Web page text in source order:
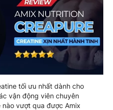
tối ưu nhất dành cho
vận động viên chuyên
vượt qua được Amix